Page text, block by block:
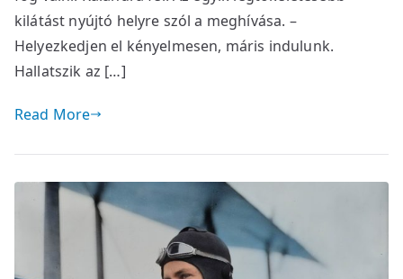
kilátást nyújtó helyre szól a meghívása. –
Helyezkedjen el kényelmesen, máris indulunk.
Hallatszik az […]
Read More